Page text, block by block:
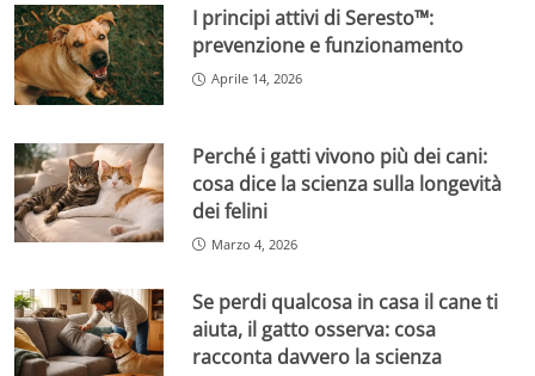
I principi attivi di Seresto™:
prevenzione e funzionamento
Aprile 14, 2026
Perché i gatti vivono più dei cani:
cosa dice la scienza sulla longevità
dei felini
Marzo 4, 2026
Se perdi qualcosa in casa il cane ti
aiuta, il gatto osserva: cosa
racconta davvero la scienza